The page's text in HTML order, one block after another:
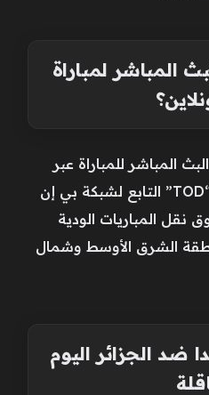
المباشر لمباراة
المباشر للمباراة عبر
الإنترنت من خلال تطبيق “TOD” التابع لشبكة بي إن
المباريات الودية
الشرق الأوسط وشمال
ضد الجزائر اليوم